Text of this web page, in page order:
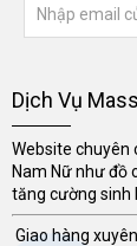
Dịch Vụ
Website chuyên
Nam Nữ như đồ
tăng cường sinh
Giao hàng